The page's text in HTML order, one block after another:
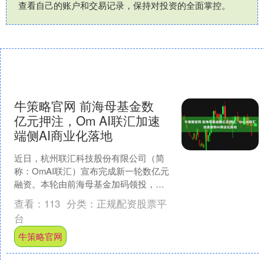
查看自己的账户和交易记录，保持对投资的全面掌控。
牛策略官网 前海母基金数
亿元押注，Om AI联汇加速
端侧AI商业化落地
近日，杭州联汇科技股份有限公司（简
称：OmAI联汇）宣布完成新一轮数亿元
融资。本轮由前海母基金加码领投，杭
州政府产业基金与多方资本协同参投。
与此同时，公司正式开....
查看： 113 分类： 正规配资股票平
台
牛策略官网